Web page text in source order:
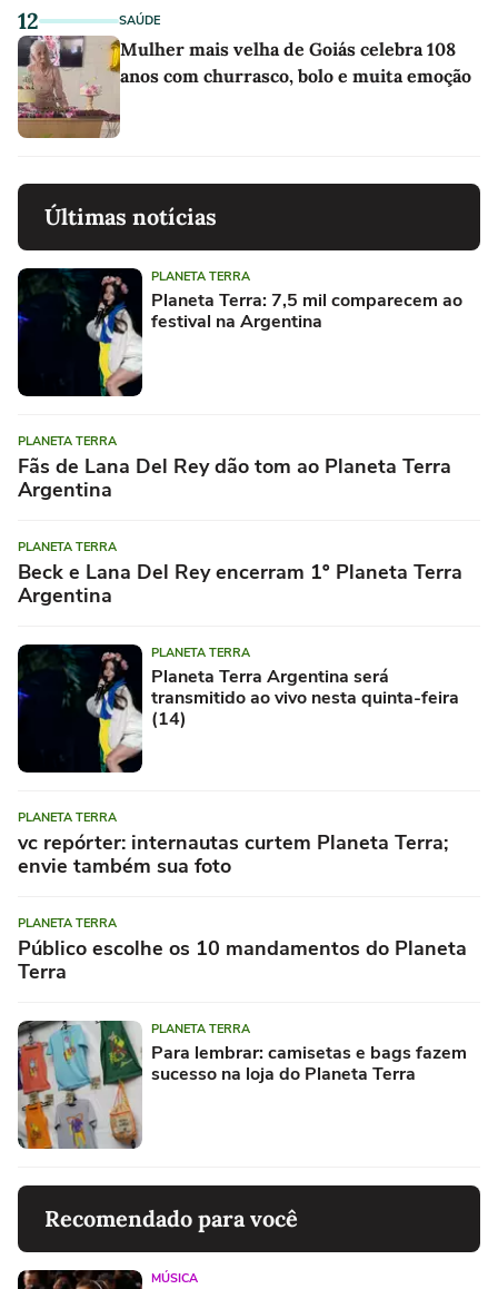
12 SAÚDE
Mulher mais velha de Goiás celebra 108
anos com churrasco, bolo e muita emoção
Últimas notícias
PLANETA TERRA
Planeta Terra: 7,5 mil comparecem ao
festival na Argentina
PLANETA TERRA
Fãs de Lana Del Rey dão tom ao Planeta Terra
Argentina
PLANETA TERRA
Beck e Lana Del Rey encerram 1º Planeta Terra
Argentina
PLANETA TERRA
Planeta Terra Argentina será
transmitido ao vivo nesta quinta-feira
(14)
PLANETA TERRA
vc repórter: internautas curtem Planeta Terra;
envie também sua foto
PLANETA TERRA
Público escolhe os 10 mandamentos do Planeta
Terra
PLANETA TERRA
Para lembrar: camisetas e bags fazem
sucesso na loja do Planeta Terra
Recomendado para você
MÚSICA